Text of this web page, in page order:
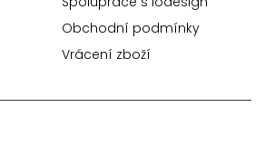
Obchodní podmínky
Vrácení zboží